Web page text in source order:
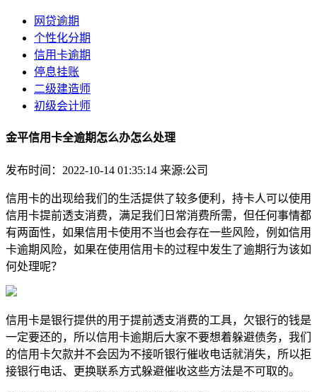
网贷逾期
个性化分期
信用卡逾期
停息挂账
二级建造师
初级会计师
金平信用卡全逾期怎么办怎么处理
发布时间：2022-10-14 01:35:14 来源:公司
信用卡的出现给我们的生活提供了较多便利，持卡人可以使用
信用卡提前透支消费，满足我们日常消费所需，但任何事情都
有两面性，如果信用卡使用不当也会存在一些风险，例如信用
卡逾期风险，如果在使用信用卡的过程中发生了逾期行为该如
何处理呢？
信用卡是银行提供的用于提前透支消费的工具，欠银行的钱是
一定要还的，所以信用卡逾期后大家不要想着躲避债务，我们
的信用卡欠款并不会因为不接听银行催收电话就消失，所以拒
接银行电话、更换联系方式躲避催收这些方法是不可取的。